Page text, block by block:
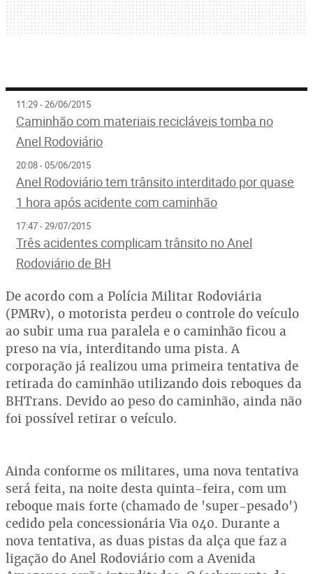
11:29 - 26/06/2015
Caminhão com materiais recicláveis tomba no
Anel Rodoviário
20:08 - 05/06/2015
Anel Rodoviário tem trânsito interditado por quase
1 hora após acidente com caminhão
17:47 - 29/07/2015
Três acidentes complicam trânsito no Anel
Rodoviário de BH
De acordo com a Polícia Militar Rodoviária
(PMRv), o motorista perdeu o controle do veículo
ao subir uma rua paralela e o caminhão ficou a
preso na via, interditando uma pista. A
corporação já realizou uma primeira tentativa de
retirada do caminhão utilizando dois reboques da
BHTrans. Devido ao peso do caminhão, ainda não
foi possível retirar o veículo.
Ainda conforme os militares, uma nova tentativa
será feita, na noite desta quinta-feira, com um
reboque mais forte (chamado de 'super-pesado')
cedido pela concessionária Via 040. Durante a
nova tentativa, as duas pistas da alça que faz a
ligação do Anel Rodoviário com a Avenida